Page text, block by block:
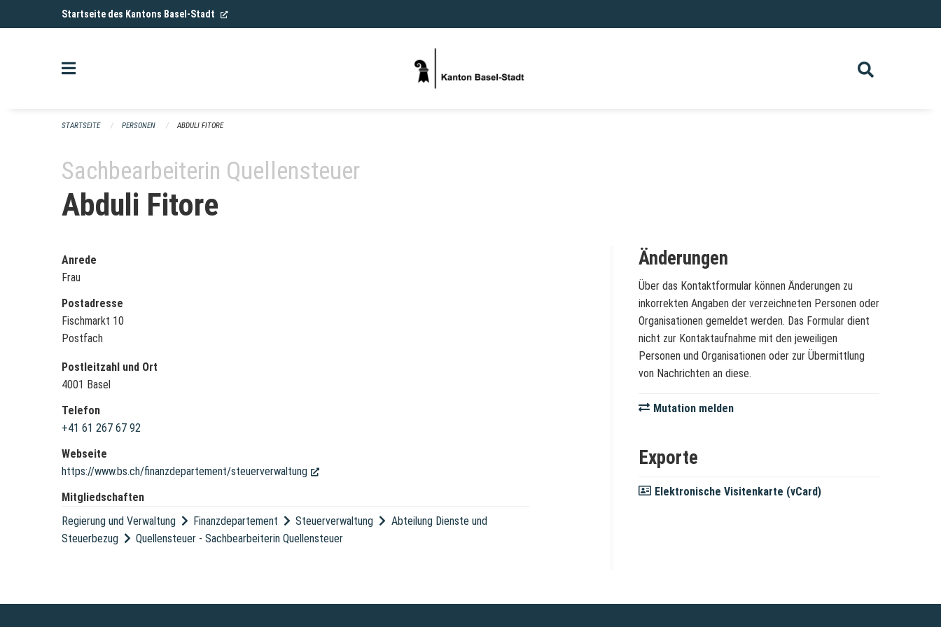
Navigation überspringenStartseite des Kantons Basel-Stadt (External Link)
STARTSEITE PERSONEN ABDULI FITORE
Sachbearbeiterin Quellensteuer
Abduli Fitore
Anrede
Frau
Postadresse
Fischmarkt 10
Postfach
Postleitzahl und Ort
4001 Basel
Telefon
+41 61 267 67 92
Webseite
https://www.bs.ch/finanzdepartement/steuerverwaltung
(External Link)
Mitgliedschaften
Regierung und Verwaltung
Finanzdepartement Steuerverwaltung
Abteilung Dienste und
Steuerbezug
Quellensteuer -Sachbearbeiterin Quellensteuer
Änderungen
Über das Kontaktformular können Änderungen zu
inkorrekten Angaben der verzeichneten Personen oder
Organisationen gemeldet werden. Das Formular dient
nicht zur Kontaktaufnahme mit den jeweiligen
Personen und Organisationen oder zur Übermittlung
von Nachrichten an diese.
Mutation melden
Exporte
Elektronische Visitenkarte (vCard)